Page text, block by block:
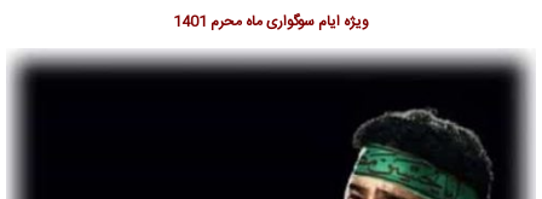
ویژه ایام سوگواری ماه محرم 1401